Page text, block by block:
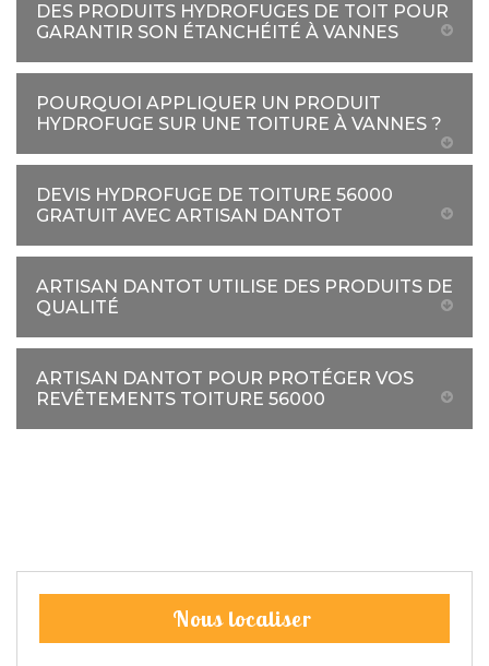
DES PRODUITS HYDROFUGES DE TOIT POUR
GARANTIR SON ÉTANCHÉITÉ À VANNES
POURQUOI APPLIQUER UN PRODUIT
HYDROFUGE SUR UNE TOITURE À VANNES ?
DEVIS HYDROFUGE DE TOITURE 56000
GRATUIT AVEC ARTISAN DANTOT
ARTISAN DANTOT UTILISE DES PRODUITS DE
QUALITÉ
ARTISAN DANTOT POUR PROTÉGER VOS
REVÊTEMENTS TOITURE 56000
Nous localiser